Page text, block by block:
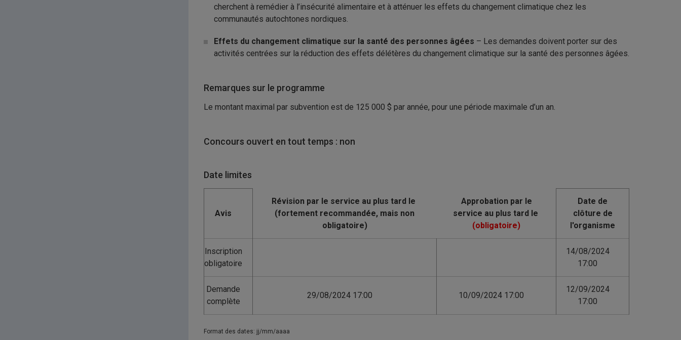
cherchent à remédier à l’insécurité alimentaire et à atténuer les effets du changement climatique chez les
communautés autochtones nordiques.
Effets du changement climatique sur la santé des personnes âgées – Les demandes doivent porter sur des
activités centrées sur la réduction des effets délétères du changement climatique sur la santé des personnes âgées.
Remarques sur le programme
Le montant maximal par subvention est de 125 000 $ par année, pour une période maximale d’un an.
Concours ouvert en tout temps : non
Date limites
Avis
Date de
clôture de
l'organisme
Inscription
obligatoire
14/08/2024
17:00
Demande
complète
29/08/2024 17:00 10/09/2024 17:00
12/09/2024
17:00
Format des dates: jj/mm/aaaa